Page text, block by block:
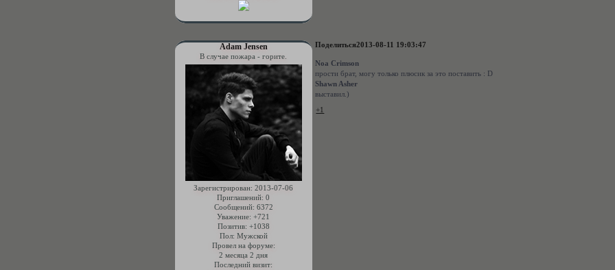
Поделиться2013-08-11 19:03:47
Adam Jensen
В случае пожара - горите.
Зарегистрирован: 2013-07-06
Приглашений: 0
Сообщений: 6372
Уважение: +721
Позитив: +1038
Пол: Мужской
Провел на форуме:
2 месяца 2 дня
Последний визит:
Noa Crimson
прости брат, могу только плюсик за это поставить : D
Shawn Asher
выставил.)
+1